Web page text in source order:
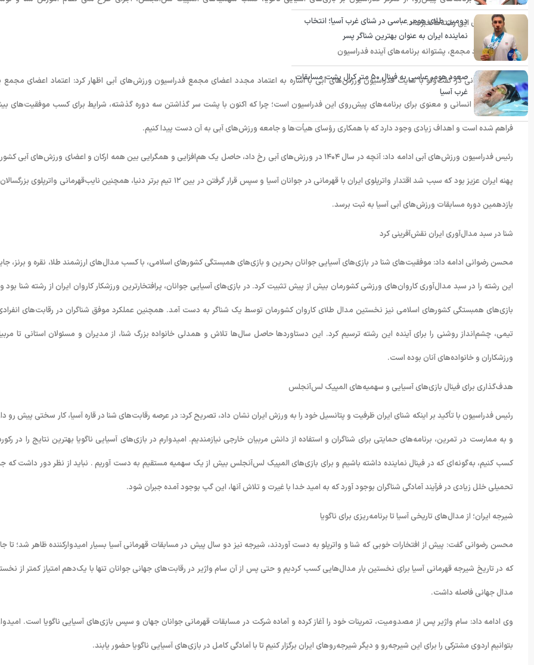
زیرساخت‌های این رشته‌ها خبر داد.
اعتماد مجدد مجمع، پشتوانه برنامه‌های آینده فدراسیون
محسن رضوانی در گفت‌وگو با سایت فدراسیون ورزش‌های آبی با اشاره به اعتماد مجدد اعضای مجمع فدراسیون ورزش‌های آبی اظهار کرد: اعتماد اعضای
سرمایه بزرگ انسانی و معنوی برای برنامه‌های پیش‌روی این فدراسیون است؛ چرا که اکنون با پشت سر گذاشتن سه دوره گذشته، شرایط برای کسب موفقیت‌های
فراهم شده است و اهداف زیادی وجود دارد که با همکاری رؤسای هیأت‌ها و جامعه ورزش‌های آبی به آن دست پیدا کنیم.
رئیس فدراسیون ورزش‌های آبی ادامه داد: آنچه در سال ۱۴۰۴ در ورزش‌های آبی رخ داد، حاصل یک هم‌افزایی و همگرایی بین همه ارکان و اعضای ورزش‌های آبی
پهنه ایران عزیز بود که سبب شد اقتدار واترپلوی ایران با قهرمانی در جوانان آسیا و سپس قرار گرفتن در بین ۱۲ تیم برتر دنیا، همچنین نایب‌قهرمانی واترپلوی
یازدهمین دوره مسابقات ورزش‌های آبی آسیا به ثبت برسد.
شنا در سبد مدال‌آوری ایران نقش‌آفرینی کرد
محسن رضوانی ادامه داد: موفقیت‌های شنا در بازی‌های آسیایی جوانان بحرین و بازی‌های همبستگی کشورهای اسلامی، با کسب مدال‌های ارزشمند طلا، نقره و برنز،
این رشته را در سبد مدال‌آوری کاروان‌های ورزشی کشورمان بیش از پیش تثبیت کرد. در بازی‌های آسیایی جوانان، پرافتخارترین ورزشکار کاروان ایران از رشته شنا بود
بازی‌های همبستگی کشورهای اسلامی نیز نخستین مدال طلای کاروان کشورمان توسط یک شناگر به دست آمد. همچنین عملکرد موفق شناگران در رقابت‌های
تیمی، چشم‌انداز روشنی را برای آینده این رشته ترسیم کرد. این دستاوردها حاصل سال‌ها تلاش و همدلی خانواده بزرگ شنا، از مدیران و مسئولان استانی تا
ورزشکاران و خانواده‌های آنان بوده است.
هدف‌گذاری برای فینال بازی‌های آسیایی و سهمیه‌های المپیک لس‌آنجلس
رئیس فدراسیون با تأکید بر اینکه شنای ایران ظرفیت و پتانسیل خود را به ورزش ایران نشان داد، تصریح کرد: در عرصه رقابت‌های شنا در قاره آسیا، کار سختی پیش رو
و به ممارست در تمرین، برنامه‌های حمایتی برای شناگران و استفاده از دانش مربیان خارجی نیازمندیم. امیدوارم در بازی‌های آسیایی ناگویا بهترین نتایج را در
کسب کنیم، به‌گونه‌ای که در فینال نماینده داشته باشیم و برای بازی‌های المپیک لس‌آنجلس بیش از یک سهمیه مستقیم به دست آوریم . نباید از نظر دور داشت که
تحمیلی خلل زیادی در فرآیند آمادگی شناگران بوجود آورد که به امید خدا با غیرت و تلاش آنها، این گپ بوجود آمده جبران شود.
شیرجه ایران؛ از مدال‌های تاریخی آسیا تا برنامه‌ریزی برای ناگویا
محسن رضوانی گفت: پیش از افتخارات خوبی که شنا و واترپلو به دست آوردند، شیرجه نیز دو سال پیش در مسابقات قهرمانی آسیا بسیار امیدوارکننده ظاهر شد؛ تا
که در تاریخ شیرجه قهرمانی آسیا برای نخستین بار مدال‌هایی کسب کردیم و حتی پس از آن سام واژیر در رقابت‌های جهانی جوانان تنها با یک‌دهم امتیاز کمتر از
مدال جهانی فاصله داشت.
وی ادامه داد: سام واژیر پس از مصدومیت، تمرینات خود را آغاز کرده و آماده شرکت در مسابقات قهرمانی جوانان جهان و سپس بازی‌های آسیایی ناگویا است.
بتوانیم اردوی مشترکی را برای این شیرجه‌رو و دیگر شیرجه‌روهای ایران برگزار کنیم تا با آمادگی کامل در بازی‌های آسیایی ناگویا حضور یابند.
دومین طلای هومر عباسی در شنای غرب آسیا؛ انتخاب
نماینده ایران به عنوان بهترین شناگر پسر
صعود هومر عباسی به فینال ۵۰ متر کرال پشت مسابقات
غرب آسیا